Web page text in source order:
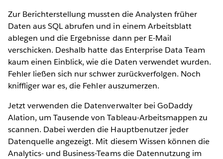
Zur Berichterstellung mussten die Analysten früher
Daten aus SQL abrufen und in einem Arbeitsblatt
ablegen und die Ergebnisse dann per E-Mail
verschicken. Deshalb hatte das Enterprise Data Team
kaum einen Einblick, wie die Daten verwendet wurden.
Fehler ließen sich nur schwer zurückverfolgen. Noch
kniffliger war es, die Fehler auszumerzen.
Jetzt verwenden die Datenverwalter bei GoDaddy
Alation, um Tausende von Tableau-Arbeitsmappen zu
scannen. Dabei werden die Hauptbenutzer jeder
Datenquelle angezeigt. Mit diesem Wissen können die
Analytics- und Business-Teams die Datennutzung im